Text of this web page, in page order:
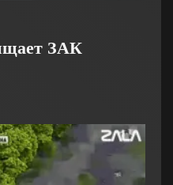
ЗАК